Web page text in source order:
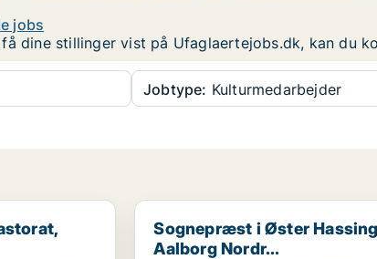
jobs
dine stillinger vist på Ufaglaertejobs.dk, kan du
Jobtype: Kulturmedarbejder
Hjørring Nord...
Sognepræst i Øster Hassing
Sognepræst i Øster
Aalborg Nordr...